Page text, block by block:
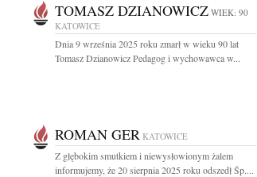
TOMASZ DZIANOWICZ WIEK: 90
KATOWICE
Dnia 9 września 2025 roku zmarł w wieku 90 lat
Tomasz Dzianowicz Pedagog i wychowawca w...
ROMAN GER KATOWICE
Z głębokim smutkiem i niewysłowionym żalem
informujemy, że 20 sierpnia 2025 roku odszedł Śp....